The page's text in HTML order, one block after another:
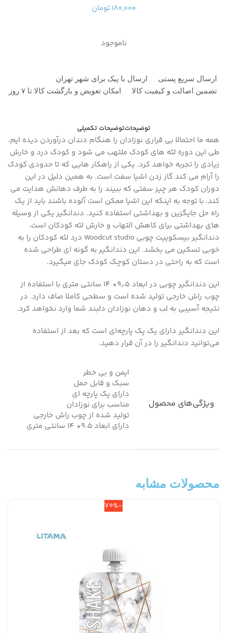
۱۸۰,۰۰۰تومان
ناموجود
ارسال سریع پستی
ارسال با پیک برای شهر تهران
تضمین اصالت و کیفیت کالا
امکان تعویض و بازگشت کالا تا ۷ روز
توضیحاتتوضیحات تکمیلی
همه ما احتمالا بی قراری نوزادان را هنگام دندان درآوردن دیده ایم،
طی این دوره لثه های کودک ملتهب می شود و کودک درد و خارش
زیادی را تجربه خواهد کرد. یکی از راهکار هایی که تا حدودی کودک
را آرام می کند گاز زدن اشیا سفت است. به همین دلیل در این
دوران کودک هر چیز سفتی که ببیند را به طرف دهانش هدایت می
کند. با توجه به اینکه این اشیا ممکن است آلوده باشند باید از یک
راه حل جایگزین و بهداشتی استفاده کنید. دندانگیر یکی از وسیله
های بهداشتی برای کاهش التهاب و خارش لثه کودکان است.
دندانگیر بیسکوییت چوبی Woodcut studio درد لثه کودکان را به
خوبی تسکین می بخشد. این دندانگیر به گونه ای طراحی شده
است که به راحتی در دستان کوچک کودک جای میگیرد.
این دندانگیر چوبی در ابعاد ۹٫۵* ۱۴ سانتی متری با استفاده از
چوب راش خارجی تولید شده است و سطحی کاملا صاف دارد. در
نتیجه آسیبی به لب و دهان نوزادان دلبند شما وارد نخواهد کرد.
این دندانگیر دارای یک پک پارچه‌ای است که بعد از استفاده
می‌توانید دندانگیر را در آن قرار دهید.
ویژگی‌های محصول
ایمن و بی خطر
سبک و قابل حمل
دارای پک پارچه ای
مناسب برای نوزادان
تولید شده از چوب راش خارجی
دارای ابعاد 9.5* 14 سانتی متری
محصولات مشابه
-70%